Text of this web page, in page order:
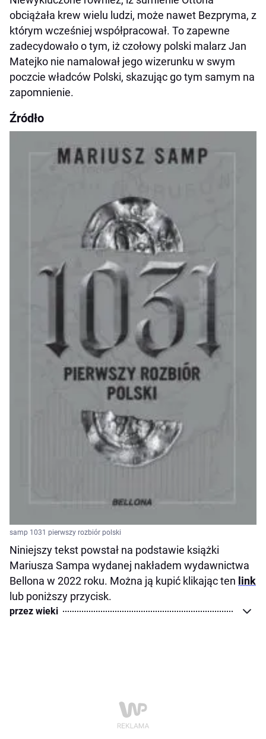
obciążała krew wielu ludzi, może nawet Bezpryma, z
którym wcześniej współpracował. To zapewne
zadecydowało o tym, iż czołowy polski malarz Jan
Matejko nie namalował jego wizerunku w swym
poczcie władców Polski, skazując go tym samym na
zapomnienie.
Źródło
samp 1031 pierwszy rozbiór polski
Niniejszy tekst powstał na podstawie książki
Mariusza Sampa wydanej nakładem wydawnictwa
Bellona w 2022 roku. Można ją kupić klikając ten link
lub poniższy przycisk.
przez wieki